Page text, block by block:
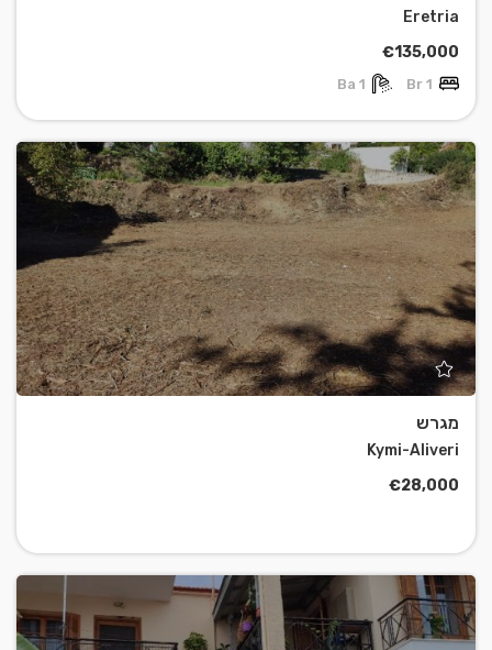
Eretria
€135,000
1 Br
1 Ba
מגרש
Kymi-Aliveri
€28,000